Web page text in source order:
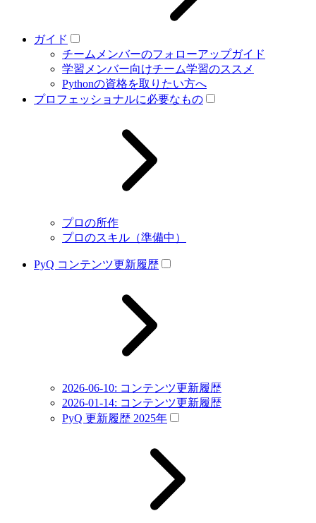
ガイド
チームメンバーのフォローアップガイド
学習メンバー向けチーム学習のススメ
Pythonの資格を取りたい方へ
プロフェッショナルに必要なもの
プロの所作
プロのスキル（準備中）
PyQ コンテンツ更新履歴
2026-06-10: コンテンツ更新履歴
2026-01-14: コンテンツ更新履歴
PyQ 更新履歴 2025年